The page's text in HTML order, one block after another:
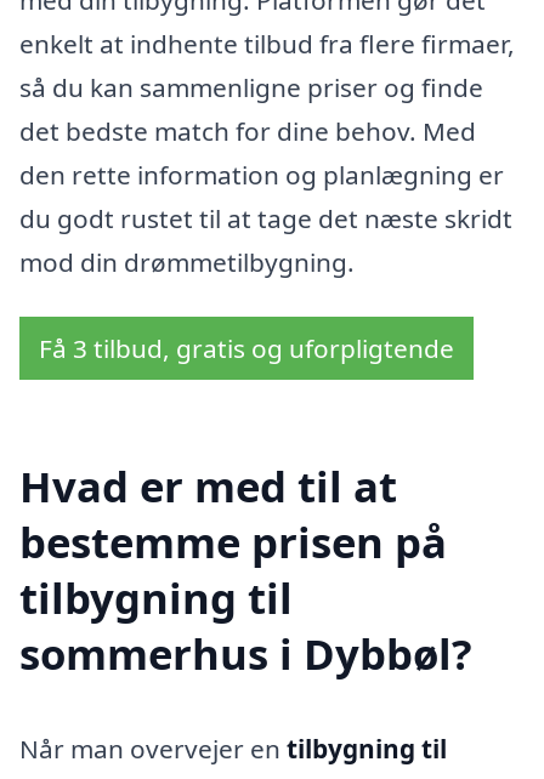
enkelt at indhente tilbud fra flere firmaer,
så du kan sammenligne priser og finde
det bedste match for dine behov. Med
den rette information og planlægning er
du godt rustet til at tage det næste skridt
mod din drømmetilbygning.
Få 3 tilbud, gratis og uforpligtende
Hvad er med til at
bestemme prisen på
tilbygning til
sommerhus i Dybbøl?
Når man overvejer en tilbygning til